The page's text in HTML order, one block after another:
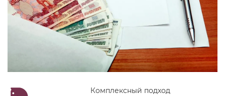
Комплексный подход